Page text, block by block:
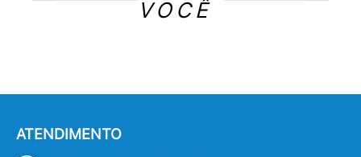
VOCÊ
ATENDIMENTO